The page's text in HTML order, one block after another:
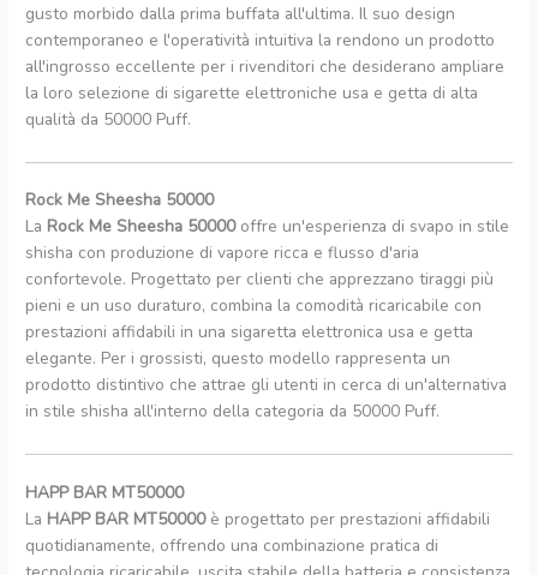
gusto morbido dalla prima buffata all'ultima. Il suo design
contemporaneo e l'operatività intuitiva la rendono un prodotto
all'ingrosso eccellente per i rivenditori che desiderano ampliare
la loro selezione di sigarette elettroniche usa e getta di alta
qualità da 50000 Puff.
Rock Me Sheesha 50000
La Rock Me Sheesha 50000offre un'esperienza di svapo in stile
shisha con produzione di vapore ricca e flusso d'aria
confortevole. Progettato per clienti che apprezzano tiraggi più
pieni e un uso duraturo, combina la comodità ricaricabile con
prestazioni affidabili in una sigaretta elettronica usa e getta
elegante. Per i grossisti, questo modello rappresenta un
prodotto distintivo che attrae gli utenti in cerca di un'alternativa
in stile shisha all'interno della categoria da 50000 Puff.
HAPP BAR MT50000
La HAPP BAR MT50000è progettato per prestazioni affidabili
quotidianamente, offrendo una combinazione pratica di